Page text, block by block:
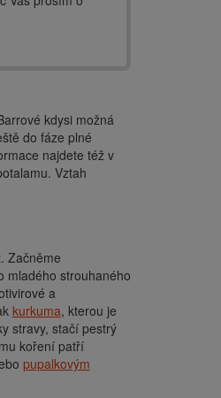
kdysi možná
do fáze plné
najdete též v
Vztah
Začněme
mladého strouhaného
a
kurkuma, kterou je
stravy, stačí pestrý
koření patří
pupalkovým